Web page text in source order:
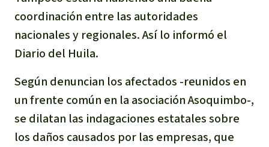
Minería
Aceite de palma
REDD
coordinación entre las autoridades
nacionales y regionales. Así lo informó el
Diario del Huila.
Según denuncian los afectados -reunidos en
un frente común en la asociación Asoquimbo-,
se dilatan las indagaciones estatales sobre
los daños causados por las empresas, que